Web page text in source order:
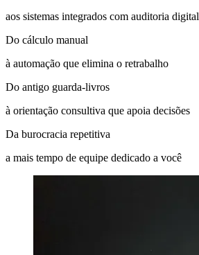
aos sistemas integrados com auditoria digital
Do cálculo manual
à automação que elimina o retrabalho
Do antigo guarda-livros
à orientação consultiva que apoia decisões
Da burocracia repetitiva
a mais tempo de equipe dedicado a você